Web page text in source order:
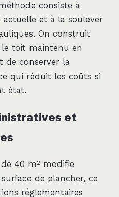
consiste à
et à la soulever
On construit
toit maintenu en
de conserver la
qui réduit les coûts si
état.
et
40 m² modifie
de plancher, ce
réglementaires